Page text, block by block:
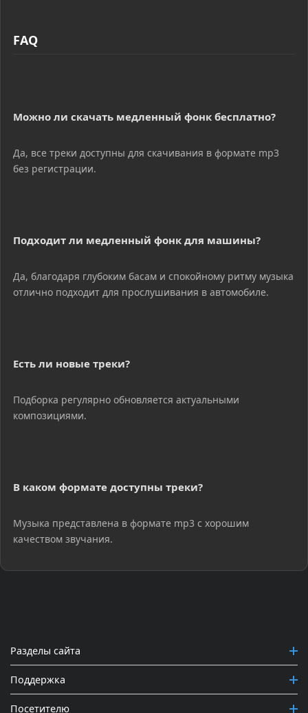
FAQ
Можно ли скачать медленный фонк бесплатно?
Да, все треки доступны для скачивания в формате mp3
без регистрации.
Подходит ли медленный фонк для машины?
Да, благодаря глубоким басам и спокойному ритму музыка
отлично подходит для прослушивания в автомобиле.
Есть ли новые треки?
Подборка регулярно обновляется актуальными
композициями.
В каком формате доступны треки?
Музыка представлена в формате mp3 с хорошим
качеством звучания.
Разделы сайта
Поддержка
Посетителю